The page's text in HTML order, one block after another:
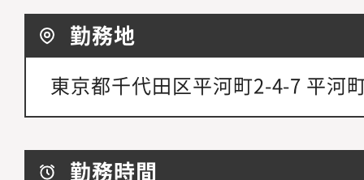
勤務地
東京都千代田区平河町2-4-7 平河
勤務時間